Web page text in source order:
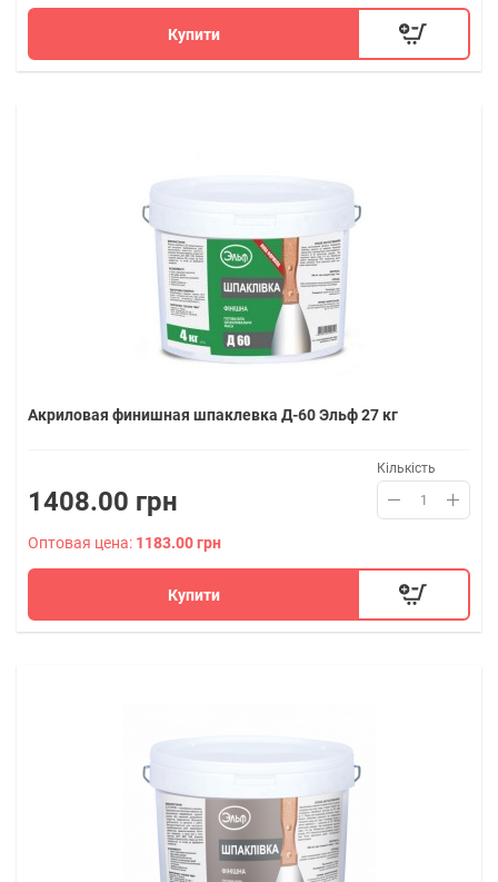
Купити
Акриловая финишная шпаклевка Д-60 Эльф 27 кг
1408.00 грн
Кількість
Оптовая цена: 1183.00 грн
Купити